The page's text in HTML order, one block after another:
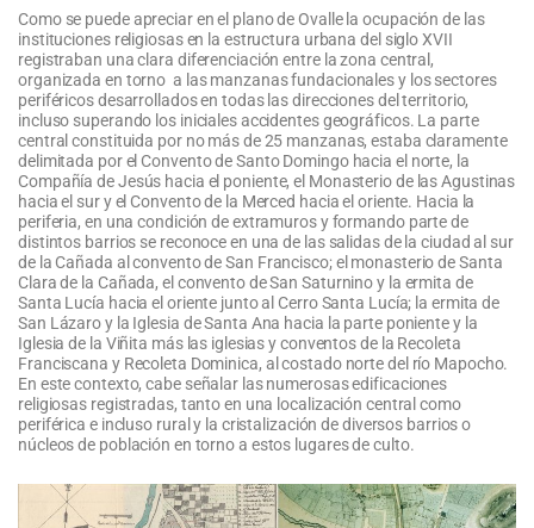
Como se puede apreciar en el plano de Ovalle la ocupación de las
instituciones religiosas en la estructura urbana del siglo XVII
registraban una clara diferenciación entre la zona central,
organizada en torno a las manzanas fundacionales y los sectores
periféricos desarrollados en todas las direcciones del territorio,
incluso superando los iniciales accidentes geográficos. La parte
central constituida por no más de 25 manzanas, estaba claramente
delimitada por el Convento de Santo Domingo hacia el norte, la
Compañía de Jesús hacia el poniente, el Monasterio de las Agustinas
hacia el sur y el Convento de la Merced hacia el oriente. Hacia la
periferia, en una condición de extramuros y formando parte de
distintos barrios se reconoce en una de las salidas de la ciudad al sur
de la Cañada al convento de San Francisco; el monasterio de Santa
Clara de la Cañada, el convento de San Saturnino y la ermita de
Santa Lucía hacia el oriente junto al Cerro Santa Lucía; la ermita de
San Lázaro y la Iglesia de Santa Ana hacia la parte poniente y la
Iglesia de la Viñita más las iglesias y conventos de la Recoleta
Franciscana y Recoleta Dominica, al costado norte del río Mapocho.
En este contexto, cabe señalar las numerosas edificaciones
religiosas registradas, tanto en una localización central como
periférica e incluso rural y la cristalización de diversos barrios o
núcleos de población en torno a estos lugares de culto.